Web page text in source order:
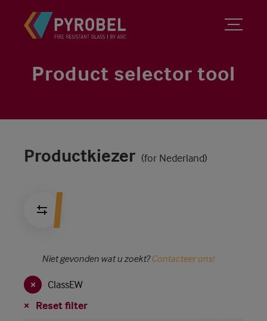
Product selector tool
Productkiezer (for Nederland)
Niet gevonden wat u zoekt?Contacteer ons!
ClassEW
Reset filter